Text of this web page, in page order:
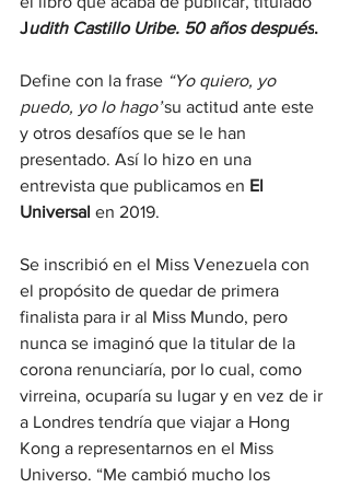
Judith Castillo Uribe. 50 años después.
Define con la frase “Yo quiero, yo
puedo, yo lo hago”su actitud ante este
y otros desafíos que se le han
presentado. Así lo hizo en una
entrevista que publicamos en El
Universal en 2019.
Se inscribió en el Miss Venezuela con
el propósito de quedar de primera
finalista para ir al Miss Mundo, pero
nunca se imaginó que la titular de la
corona renunciaría, por lo cual, como
virreina, ocuparía su lugar y en vez de ir
a Londres tendría que viajar a Hong
Kong a representarnos en el Miss
Universo. “Me cambió mucho los